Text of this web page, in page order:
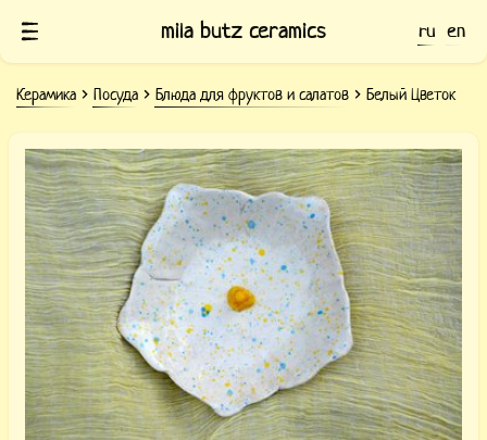
mila butz ceramics ru en
Керамика Посуда Блюда для фруктов и салатов Белый Цветок
Керамическое блюдо Белый цветок